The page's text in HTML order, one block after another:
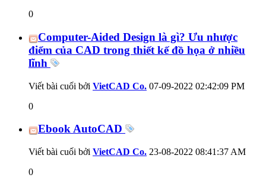
0
Computer-Aided Design là gì? Ưu nhược
điểm của CAD trong thiết kế đồ họa ở nhiều
lĩnh
Viết bài cuối bởi VietCAD Co. 07-09-2022 02:42:09 PM
0
Ebook AutoCAD
Viết bài cuối bởi VietCAD Co. 23-08-2022 08:41:37 AM
0